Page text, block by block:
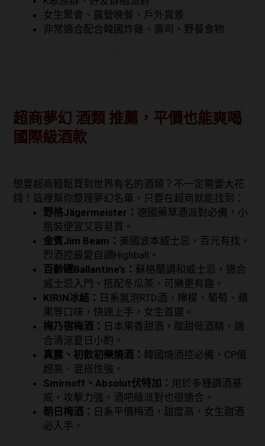
女生聚會、露營晚餐、戶外賞景
非常適合配合韓國炸雞、壽司、野餐食物
超商夢幻 酒類 推薦，平價也能爽喝
國際級酒款
想要超商輕鬆買到世界有名的酒類？不一定需要大花
錢！這裡幫你整理夢幻名單，只要在超商就能找到：
野格Jägermeister： 德國藥草酒派對必備，小
瓶裝便宜又容易買。
金賓Jim Beam： 美國波本威士忌，百元有找，
烈酒控最愛自調Highball。
百齡罈Ballantine’s： 蘇格蘭調和威士忌，適合
威士忌入門、搭配冬瓜茶、可樂更有趣。
KIRIN冰結： 日系氣泡RTD酒，檸檬、葡萄、蘋
果等口味，快速上手，女生首選。
梅乃宿梅酒： 日本果香甜酒，酸甜低酒精，適
合清涼夏日小酌。
真露、初飲初樂燒酒： 韓國燒酒控必備，CP值
超高、混搭性強。
Smirnoff、Absolut伏特加： 用於多種調酒基
底，攻擊力強，酒吧級派對也很適合。
朝日梅酒： 日系平價梅酒，甜度高，女生甜酒
必入手。